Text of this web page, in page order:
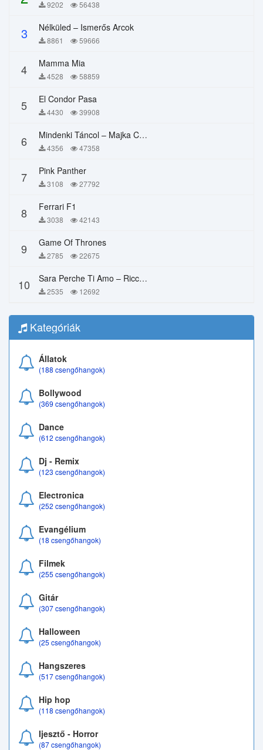
9202 56438
3 Nélküled – Ismerős Arcok
8861 59666
4 Mamma Mia
4528 58859
5 El Condor Pasa
4430 39908
6 Mindenki Táncol – Majka Curtis, Péter Majoros
4356 47358
7 Pink Panther
3108 27792
8 Ferrari F1
3038 42143
9 Game Of Thrones
2785 22675
10 Sara Perche Ti Amo – Ricchi E Poveri
2535 12692
Kategóriák
Állatok
(188 csengőhangok)
Bollywood
(369 csengőhangok)
Dance
(612 csengőhangok)
Dj - Remix
(123 csengőhangok)
Electronica
(252 csengőhangok)
Evangélium
(18 csengőhangok)
Filmek
(255 csengőhangok)
Gitár
(307 csengőhangok)
Halloween
(25 csengőhangok)
Hangszeres
(517 csengőhangok)
Hip hop
(118 csengőhangok)
Ijesztő - Horror
(87 csengőhangok)